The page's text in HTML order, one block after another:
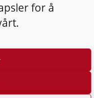
for å
Personvern